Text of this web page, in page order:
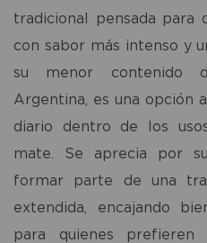
tradicional pensada para
con sabor más intenso y
su menor contenido
Argentina, es una opción
diario dentro de los
mate. Se aprecia por
formar parte de una
extendida, encajando
para quienes prefieren